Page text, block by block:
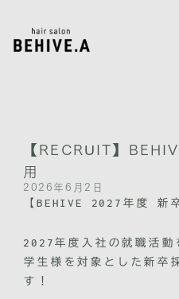
【RECRUIT】
用
2026年6月2日
【BEHIVE 2027年度 新
2027年度入社の就職活動
学生様を対象とした新卒
す！